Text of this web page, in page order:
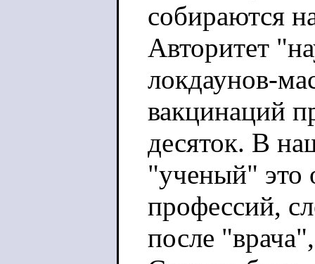
собираются
Авторитет
локдаунов-
вакцинаций
десяток. В
"ученый" это
профессий,
после